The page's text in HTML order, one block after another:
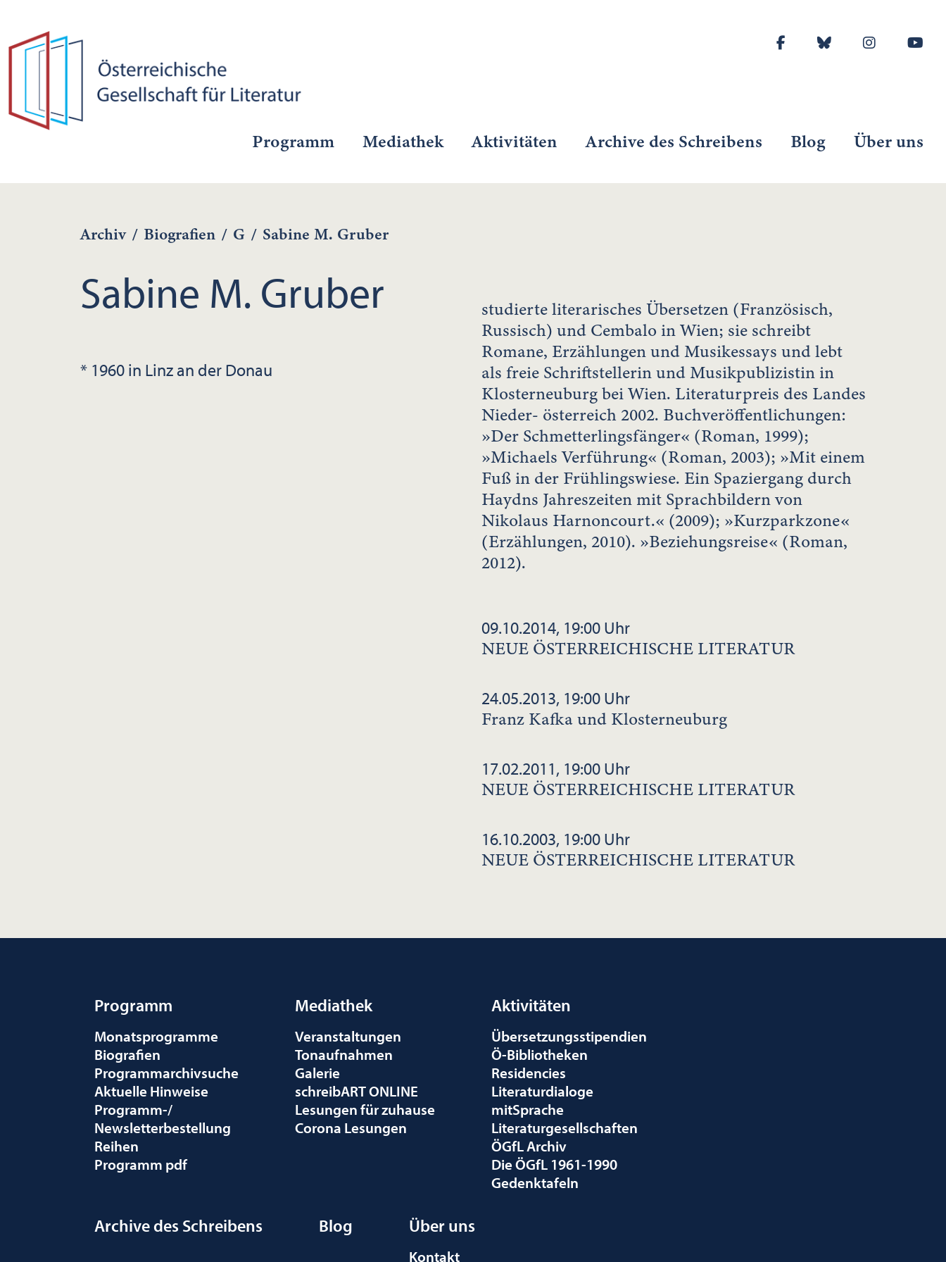
Programm Mediathek Aktivitäten Archive des Schreibens Blog Über uns
Archiv / Biografien / G / Sabine M. Gruber
Sabine M. Gruber
* 1960 in Linz an der Donau
studierte literarisches Übersetzen (Französisch,
Russisch) und Cembalo in Wien; sie schreibt
Romane, Erzählungen und Musikessays und lebt
als freie Schriftstellerin und Musikpublizistin in
Klosterneuburg bei Wien. Literaturpreis des Landes
Nieder- österreich 2002. Buchveröffentlichungen:
»Der Schmetterlingsfänger« (Roman, 1999);
»Michaels Verführung« (Roman, 2003); »Mit einem
Fuß in der Frühlingswiese. Ein Spaziergang durch
Haydns Jahreszeiten mit Sprachbildern von
Nikolaus Harnoncourt.« (2009); »Kurzparkzone«
(Erzählungen, 2010). »Beziehungsreise« (Roman,
2012).
09.10.2014, 19:00 Uhr
NEUE ÖSTERREICHISCHE LITERATUR
24.05.2013, 19:00 Uhr
Franz Kafka und Klosterneuburg
17.02.2011, 19:00 Uhr
NEUE ÖSTERREICHISCHE LITERATUR
16.10.2003, 19:00 Uhr
NEUE ÖSTERREICHISCHE LITERATUR
Programm
Monatsprogramme
Biografien
Programmarchivsuche
Aktuelle Hinweise
Programm-/
Newsletterbestellung
Reihen
Programm pdf
Mediathek
Veranstaltungen
Tonaufnahmen
Galerie
schreibART ONLINE
Lesungen für zuhause
Corona Lesungen
Aktivitäten
Übersetzungsstipendien
Ö-Bibliotheken
Residencies
Literaturdialoge
mitSprache
Literaturgesellschaften
ÖGfL Archiv
Die ÖGfL 1961-1990
Gedenktafeln
Archive des Schreibens Blog Über uns
Kontakt